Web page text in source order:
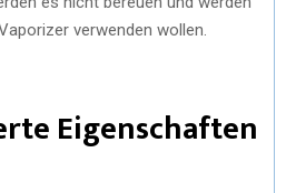
verwenden wollen.
Eigenschaften